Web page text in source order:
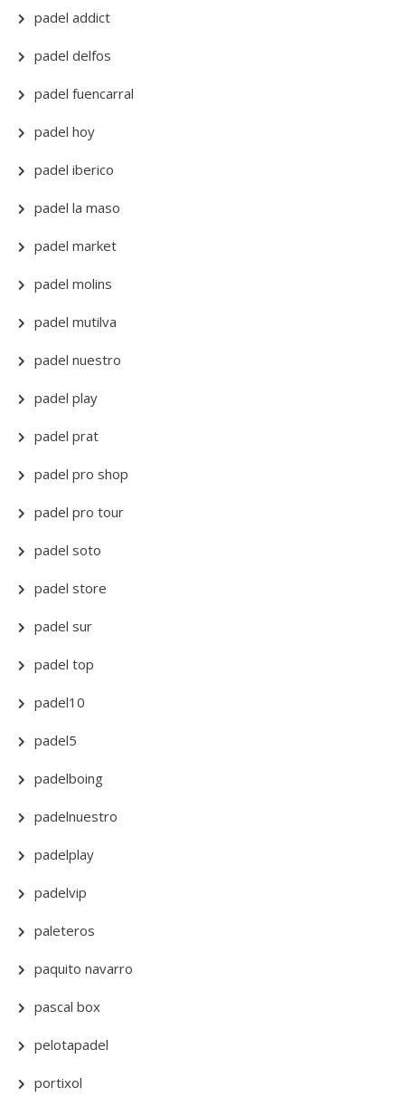
padel addict
padel delfos
padel fuencarral
padel hoy
padel iberico
padel la maso
padel market
padel molins
padel mutilva
padel nuestro
padel play
padel prat
padel pro shop
padel pro tour
padel soto
padel store
padel sur
padel top
padel10
padel5
padelboing
padelnuestro
padelplay
padelvip
paleteros
paquito navarro
pascal box
pelotapadel
portixol